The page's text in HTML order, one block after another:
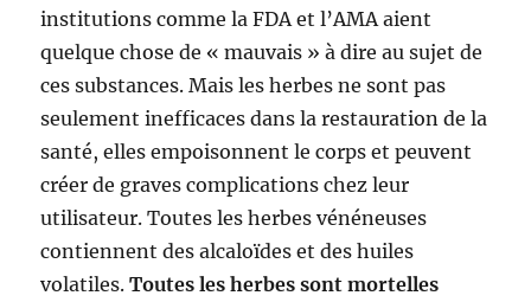
institutions comme la FDA et l’AMA aient
quelque chose de « mauvais » à dire au sujet de
ces substances. Mais les herbes ne sont pas
seulement inefficaces dans la restauration de la
santé, elles empoisonnent le corps et peuvent
créer de graves complications chez leur
utilisateur. Toutes les herbes vénéneuses
contiennent des alcaloïdes et des huiles
volatiles.Toutes les herbes sont mortelles